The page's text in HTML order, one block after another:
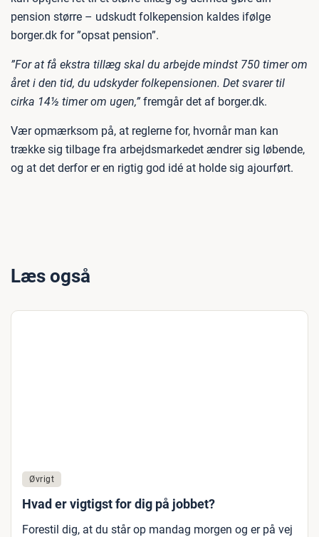
pension større – udskudt folkepension kaldes ifølge
borger.dk for ”opsat pension”.
”For at få ekstra tillæg skal du arbejde mindst 750 timer om
året i den tid, du udskyder folkepensionen. Det svarer til
cirka 14½ timer om ugen,” fremgår det af borger.dk.
Vær opmærksom på, at reglerne for, hvornår man kan
trække sig tilbage fra arbejdsmarkedet ændrer sig løbende,
og at det derfor er en rigtig god idé at holde sig ajourført.
Læs også
Øvrigt
Hvad er vigtigst for dig på jobbet?
Forestil dig, at du står op mandag morgen og er på vej